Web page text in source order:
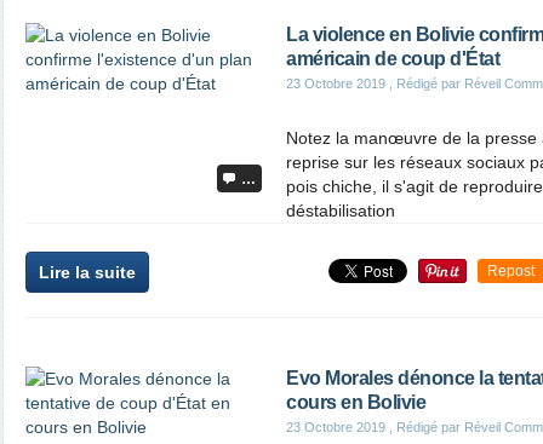
…
La violence en Bolivie
américain de coup d'État
23 Octobre 2019 , Rédigé par Réveil
Notez la manœuvre de la
reprise sur les réseaux sociaux
pois chiche, il s'agit de
déstabilisation
Lire la suite Repost
Evo Morales dénonce la
cours en Bolivie
23 Octobre 2019 , Rédigé par Réveil